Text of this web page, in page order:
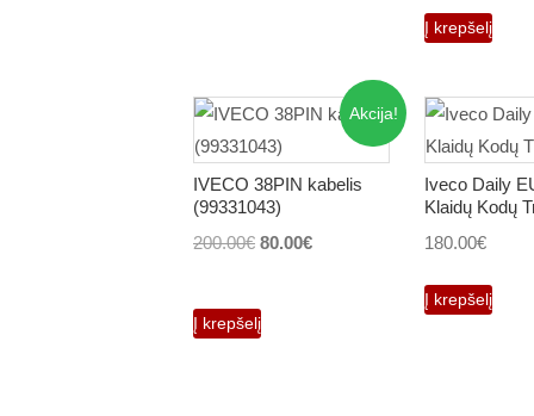
Į krepšelį
Akcija!
IVECO 38PIN kabelis
(99331043)
200.00€ Original
was:
200.00€.
80.00€Current
Į krepšelį
Iveco Daily
Klaidų Kodų
180.00€
Į krepšelį